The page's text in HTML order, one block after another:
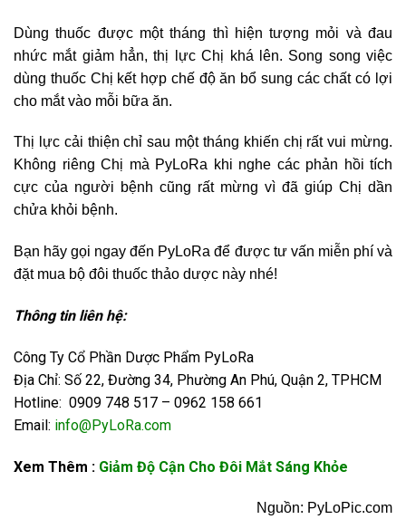
Dùng thuốc được một tháng thì hiện tượng mỏi và đau
nhức mắt giảm hẳn, thị lực Chị khá lên. Song song việc
dùng thuốc Chị kết hợp chế độ ăn bổ sung các chất có lợi
cho mắt vào mỗi bữa ăn.
Thị lực cải thiện chỉ sau một tháng khiến chị rất vui mừng.
Không riêng Chị mà PyLoRa khi nghe các phản hồi tích
cực của người bệnh cũng rất mừng vì đã giúp Chị dần
chửa khỏi bệnh.
Bạn hãy gọi ngay đến PyLoRa để được tư vấn miễn phí và
đặt mua bộ đôi thuốc thảo dược này nhé!
Thông tin liên hệ:
Công Ty Cổ Phần Dược Phẩm PyLoRa
Địa Chỉ: Số 22, Đường 34, Phường An Phú, Quận 2, TPHCM
Hotline: 0909 748 517 – 0962 158 661
Email: info@PyLoRa.com
Xem Thêm : Giảm Độ Cận Cho Đôi Mắt Sáng Khỏe
Nguồn: PyLoPic.com